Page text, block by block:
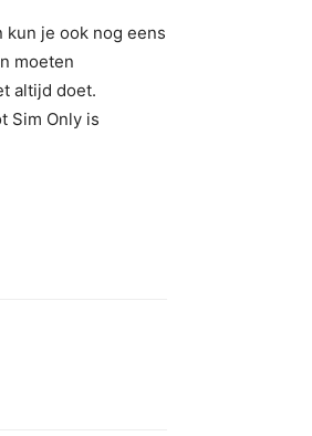
kun je ook nog eens
moeten
altijd doet.
Sim Only is